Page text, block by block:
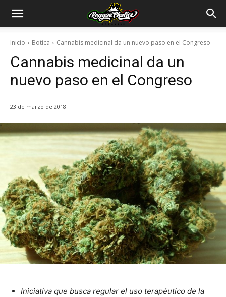
Inicio Botica Cannabis medicinal da un nuevo paso en el Congreso
Cannabis medicinal da un
nuevo paso en el Congreso
23 de marzo de 2018
Iniciativa que busca regular el uso terapéutico de la